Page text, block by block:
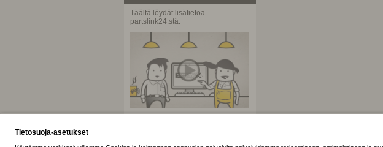
Täältä löydät lisätietoa
partslink24:stä.